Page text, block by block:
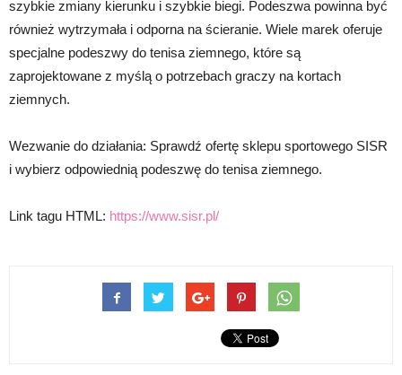
szybkie zmiany kierunku i szybkie biegi. Podeszwa powinna być
również wytrzymała i odporna na ścieranie. Wiele marek oferuje
specjalne podeszwy do tenisa ziemnego, które są
zaprojektowane z myślą o potrzebach graczy na kortach
ziemnych.
Wezwanie do działania: Sprawdź ofertę sklepu sportowego SISR
i wybierz odpowiednią podeszwę do tenisa ziemnego.
Link tagu HTML: https://www.sisr.pl/